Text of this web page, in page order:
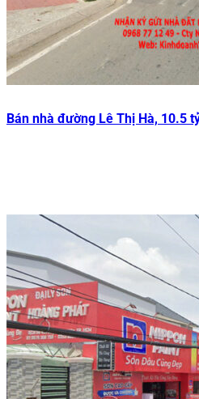
Bán nhà đường Lê Thị Hà, 10.5